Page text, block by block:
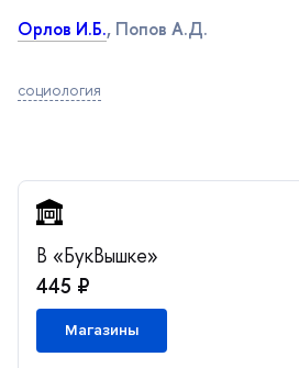
Орлов И.Б., Попов А.Д.
социология
«БукВышке»
445 ₽
Магазины